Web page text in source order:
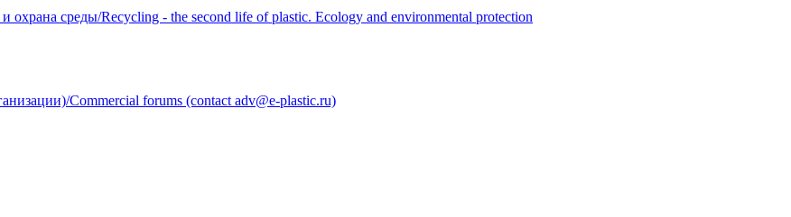
охрана среды/Recycling - the second life of plastic. Ecology and environmental protection
Commercial forums (contact adv@e-plastic.ru)